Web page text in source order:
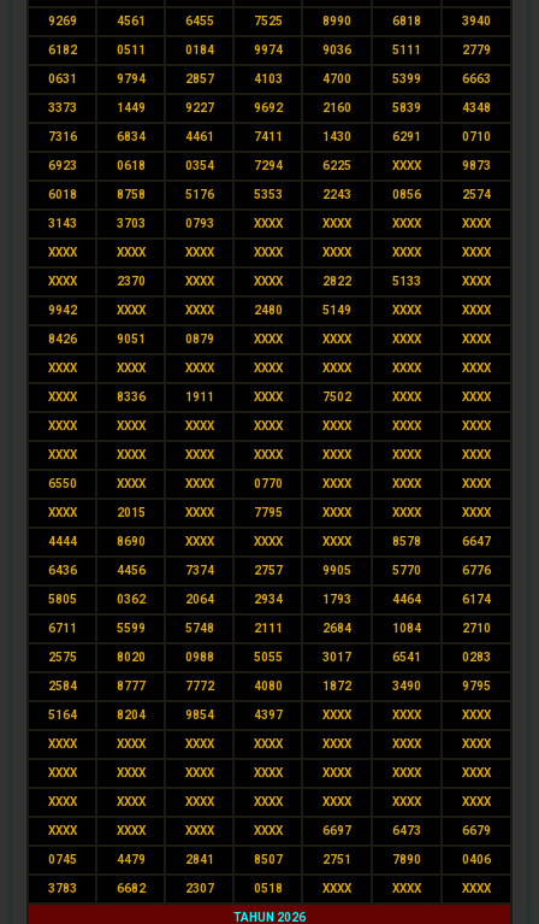
9269 4561 6455 7525 8990 6818 3940
6182 0511 0184 9974 9036 5111 2779
0631 9794 2857 4103 4700 5399 6663
3373 1449 9227 9692 2160 5839 4348
7316 6834 4461 7411 1430 6291 0710
6923 0618 0354 7294 6225 XXXX 9873
6018 8758 5176 5353 2243 0856 2574
3143 3703 0793 XXXX XXXX XXXX XXXX
XXXX XXXX XXXX XXXX XXXX XXXX XXXX
XXXX 2370 XXXX XXXX 2822 5133 XXXX
9942 XXXX XXXX 2480 5149 XXXX XXXX
8426 9051 0879 XXXX XXXX XXXX XXXX
XXXX XXXX XXXX XXXX XXXX XXXX XXXX
XXXX 8336 1911 XXXX 7502 XXXX XXXX
XXXX XXXX XXXX XXXX XXXX XXXX XXXX
XXXX XXXX XXXX XXXX XXXX XXXX XXXX
6550 XXXX XXXX 0770 XXXX XXXX XXXX
XXXX 2015 XXXX 7795 XXXX XXXX XXXX
4444 8690 XXXX XXXX XXXX 8578 6647
6436 4456 7374 2757 9905 5770 6776
5805 0362 2064 2934 1793 4464 6174
6711 5599 5748 2111 2684 1084 2710
2575 8020 0988 5055 3017 6541 0283
2584 8777 7772 4080 1872 3490 9795
5164 8204 9854 4397 XXXX XXXX XXXX
XXXX XXXX XXXX XXXX XXXX XXXX XXXX
XXXX XXXX XXXX XXXX XXXX XXXX XXXX
XXXX XXXX XXXX XXXX XXXX XXXX XXXX
XXXX XXXX XXXX XXXX 6697 6473 6679
0745 4479 2841 8507 2751 7890 0406
3783 6682 2307 0518 XXXX XXXX XXXX
TAHUN 2026